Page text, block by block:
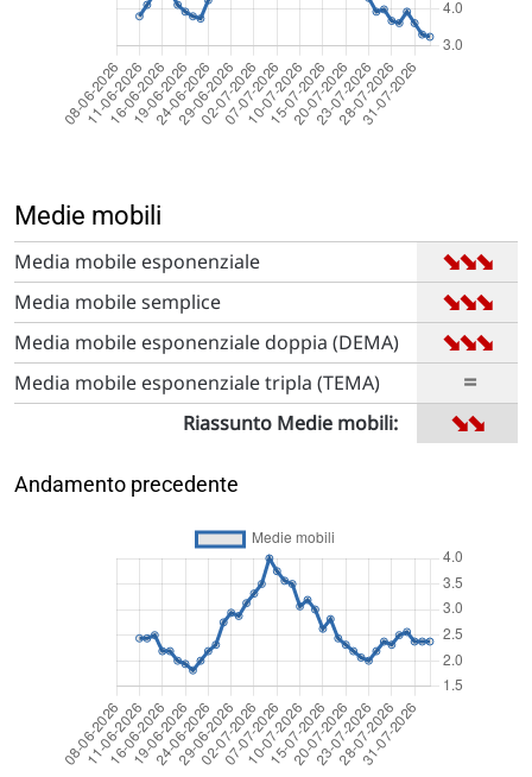
Medie mobili
Media mobile esponenziale ➡
➡
➡
Media mobile semplice ➡
➡
➡
Media mobile esponenziale doppia (DEMA) ➡
➡
➡
Media mobile esponenziale tripla (TEMA) =
Riassunto Medie mobili: ➡
➡
Andamento precedente